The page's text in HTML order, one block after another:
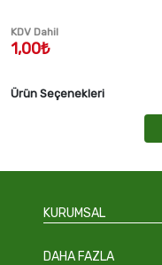
KDV Dahil
1,00₺
Ürün Seçenekleri
KURUMSAL
DAHA FAZLA